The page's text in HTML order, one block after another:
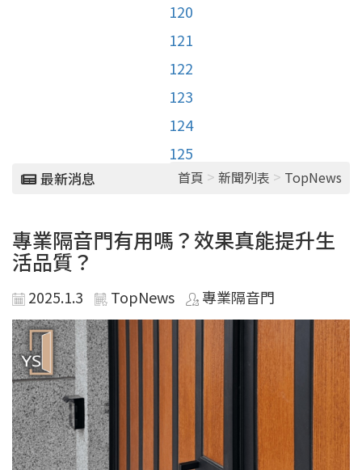
120
121
122
123
124
125
最新消息 首頁 > 新聞列表 > TopNews
專業隔音門有用嗎？效果真能提升生
活品質？
2025.1.3 TopNews 專業隔音門